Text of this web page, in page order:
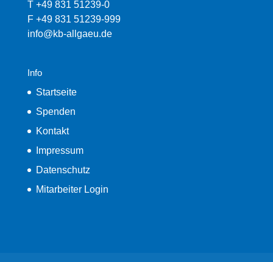
T +49 831 51239-0
F +49 831 51239-999
info@kb-allgaeu.de
Info
Startseite
Spenden
Kontakt
Impressum
Datenschutz
Mitarbeiter Login